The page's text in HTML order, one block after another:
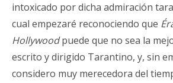
intoxicado por dicha admiración
cual empezaré reconociendo que
Hollywoodpuede que no sea la
escrito y dirigido Tarantino, y, sin
considero muy merecedora del